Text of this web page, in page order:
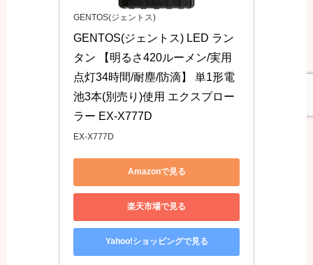
GENTOS(ジェントス)
GENTOS(ジェントス) LED ラン
タン 【明るさ420ルーメン/実用
点灯34時間/耐塵/防滴】 単1形電
池3本(別売り)使用 エクスプロー
ラー EX-X777D
EX-X777D
Amazonで見る
楽天市場で見る
Yahoo!ショッピングで見る